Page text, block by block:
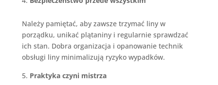
Należy pamiętać, aby zawsze trzymać liny w
porządku, unikać plątaniny i regularnie sprawdzać
ich stan. Dobra organizacja i opanowanie technik
obsługi liny minimalizują ryzyko wypadków.
Praktyka czyni mistrza